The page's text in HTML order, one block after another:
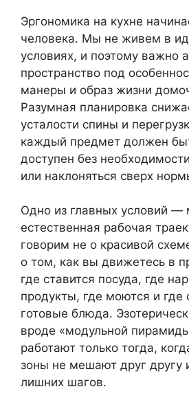
Эргономика на кухне
человека. Мы не живем в
условиях, и поэтому важно
пространство под
манеры и образ жизни
Разумная планировка
усталости спины и
каждый предмет должен
доступен без
или наклоняться сверх
Одно из главных условий —
естественная рабочая
говорим не о красивой
о том, как вы движетесь в
где ставится посуда, где
продукты, где моются и где
готовые блюда.
вроде «модульной
работают только тогда,
зоны не мешают друг другу
лишних шагов.